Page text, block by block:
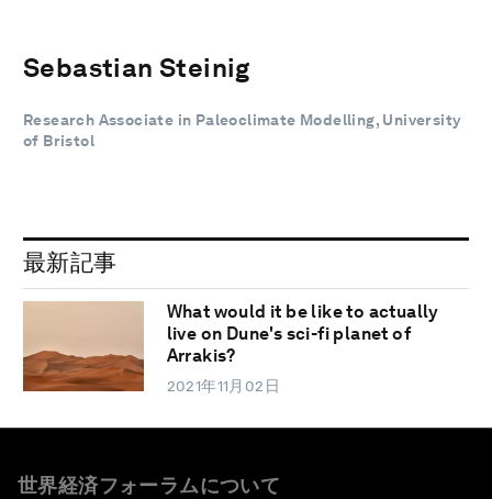
Sebastian Steinig
Research Associate in Paleoclimate Modelling, University
of Bristol
最新記事
What would it be like to actually
live on Dune's sci-fi planet of
Arrakis?
2021年11月02日
世界経済フォーラムについて